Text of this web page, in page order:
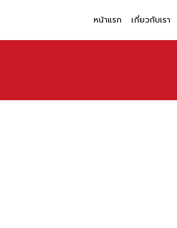
หน้าแรก เกี่ยวกับเรา